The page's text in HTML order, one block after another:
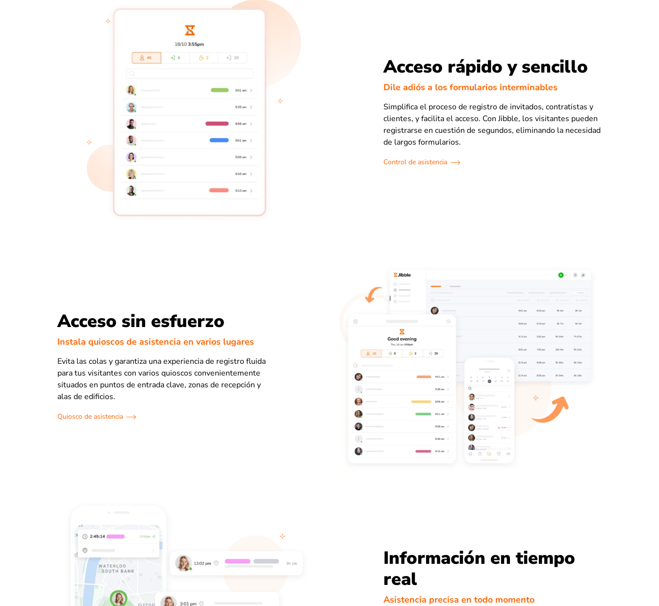
Acceso rápido y sencillo
Dile adiós a los formularios interminables
Simplifica el proceso de registro de invitados, contratistas y
clientes, y facilita el acceso. Con Jibble, los visitantes pueden
registrarse en cuestión de segundos, eliminando la necesidad
de largos formularios.
Control de asistencia
Acceso sin esfuerzo
Instala quioscos de asistencia en varios lugares
Evita las colas y garantiza una experiencia de registro fluida
para tus visitantes con varios quioscos convenientemente
situados en puntos de entrada clave, zonas de recepción y
alas de edificios.
Quiosco de asistencia
Información en tiempo
real
Asistencia precisa en todo momento